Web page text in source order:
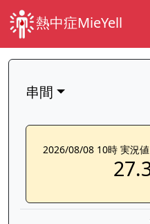
熱中症MieYell
串間
2026/08/08 10時 実況値